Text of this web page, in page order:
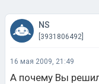
NS
[3931806492]
16 мая 2009, 21:49
А почему Вы